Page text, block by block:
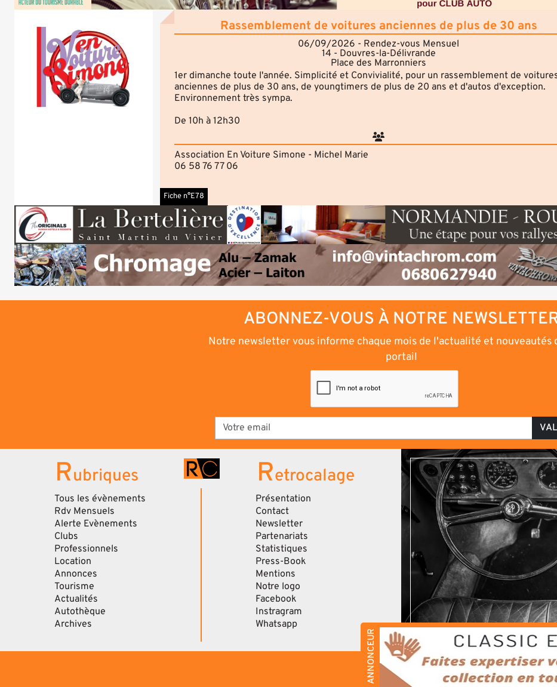
Rassemblement de voitures anciennes de plus de 30 ans
06/09/2026 - Rendez-vous Mensuel
14 - Douvres-la-Délivrande
Place des Marronniers
1er dimanche toute l'année. Simplicité et Convivialité, pour un rassemblement de
anciennes de plus de 30 ans, de youngtimers de plus de 20 ans et d'autos d'exception.
Environnement très sympa.
De 10h à 12h30
Association En Voiture Simone - Michel Marie
06 58 76 77 06
Fiche n°E78
ABONNEZ-VOUS À NOTRE
Notre newsletter vous informe chaque mois de l'actualité et nouveautés
portail
Rubriques
Tous les évènements
Rdv Mensuels
Alerte Evènements
Clubs
Professionnels
Location
Annonces
Tourisme
Actualités
Autothèque
Archives
Retrocalage
Présentation
Contact
Newsletter
Partenariats
Statistiques
Press-Book
Mentions
Notre logo
Facebook
Instragram
Whatsapp
ANNONCEUR